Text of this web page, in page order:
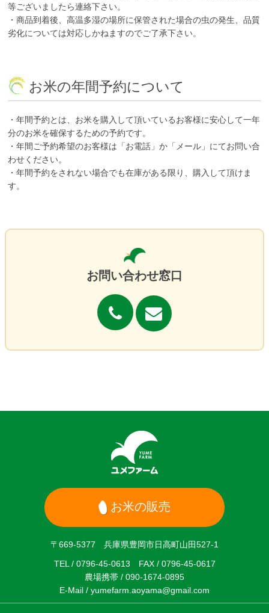
等ございましたら連絡下さい。
・商品到着後、高温多湿の場所に保管された場合の虫の発生、品質
劣化については対応しかねますのでご了承下さい。
お米の年間予約について
・年間予約とは、お米を購入して頂いているお客様に安心して一年
分のお米を確保するための予約です。
・年間ご予約希望のお客様は「お電話」か「メール」にてお問い合
わせください。
・年間予約をされない場合でも在庫がある限り、購入して頂けま
す。
お問い合わせ窓口
お米の販売
〒669-5377 兵庫県豊岡市日高町山田527-1
TEL / 0796-45-0613 FAX / 0796-45-0617
農場携帯 / 090-1674-0895
E-Mail / yumefarm.aoyama@gmail.com